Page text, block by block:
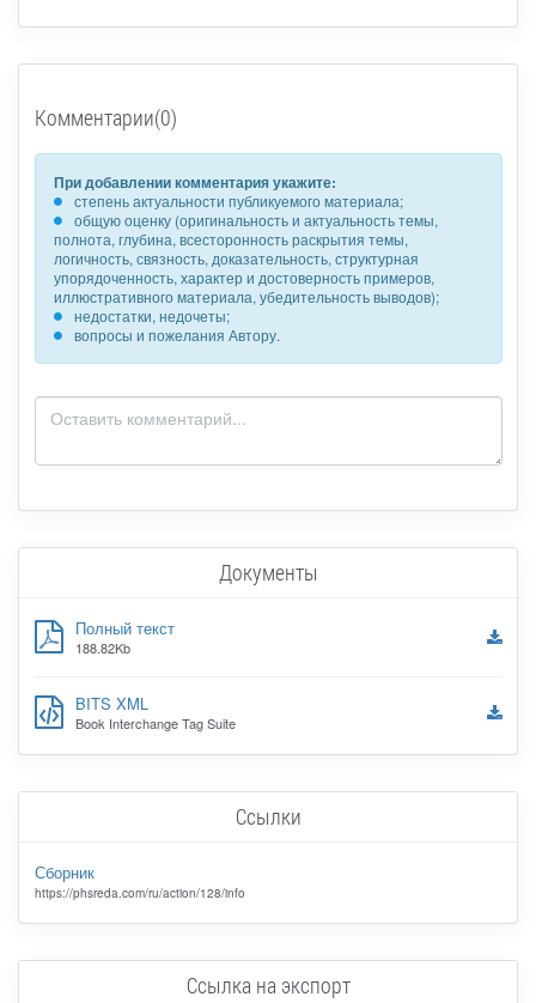
Комментарии(0)
При добавлении комментария укажите:
степень актуальности публикуемого материала;
общую оценку (оригинальность и актуальность темы,
полнота, глубина, всесторонность раскрытия темы,
логичность, связность, доказательность, структурная
упорядоченность, характер и достоверность примеров,
иллюстративного материала, убедительность выводов);
недостатки, недочеты;
вопросы и пожелания Автору.
Документы
Полный текст
188.82Kb
BITS XML
Book Interchange Tag Suite
Ссылки
Сборник
https://phsreda.com/ru/action/128/info
Ссылка на экспорт